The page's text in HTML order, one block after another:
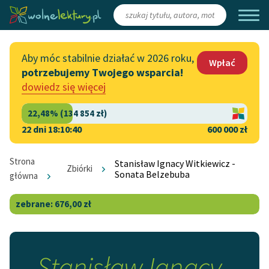
Zaloguj się/Załóż konto
Katalog
Lektury szkolne
Książki
Audiobooki
Kolekcje tematyczne
Włącz się
Wesprzyj Wolne Lektury
Współpraca z firmami
Przekaż 1,5%
redakcyjne
Zgłoś błąd
Aby móc stabilnie działać w 2026 roku,
potrzebujemy Twojego wsparcia!
dowiedz się więcej
Wpłać
22 dni 18:10:40 600 000 zł
Strona
główna
Zbiórki
Stanisław Ignacy Witkiewicz -
Sonata Belzebuba